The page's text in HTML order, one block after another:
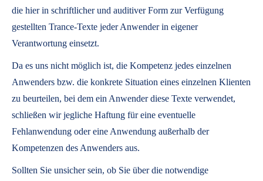
die hier in schriftlicher und auditiver Form zur Verfügung
gestellten Trance-Texte jeder Anwender in eigener
Verantwortung einsetzt.
Da es uns nicht möglich ist, die Kompetenz jedes einzelnen
Anwenders bzw. die konkrete Situation eines einzelnen Klienten
zu beurteilen, bei dem ein Anwender diese Texte verwendet,
schließen wir jegliche Haftung für eine eventuelle
Fehlanwendung oder eine Anwendung außerhalb der
Kompetenzen des Anwenders aus.
Sollten Sie unsicher sein, ob Sie über die notwendige